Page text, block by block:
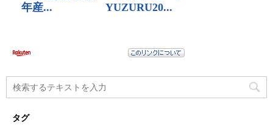
タグ